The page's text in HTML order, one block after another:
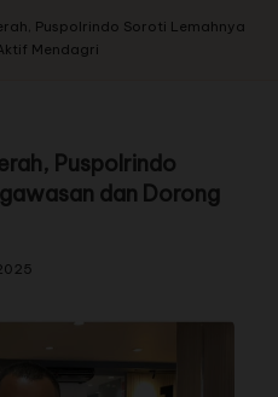
Puspolrindo Soroti Lemahnya
Mendagri
Puspolrindo
dan Dorong